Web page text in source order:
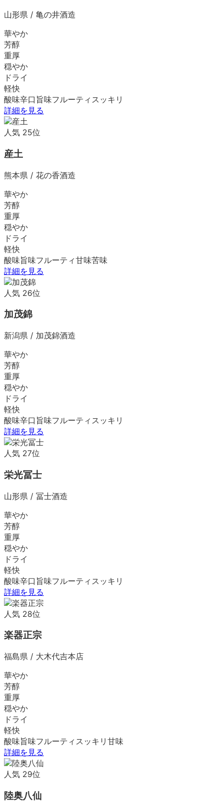
山形県 / 亀の井酒造
華やか
芳醇
重厚
穏やか
ドライ
軽快
酸味辛口 旨味フルーティ スッキリ
詳細を見る
人気 25位
産土
熊本県 / 花の香酒造
華やか
芳醇
重厚
穏やか
ドライ
軽快
酸味旨味フルーティ甘味苦味
詳細を見る
人気 26位
加茂錦
新潟県 / 加茂錦酒造
華やか
芳醇
重厚
穏やか
ドライ
軽快
酸味辛口 旨味フルーティ スッキリ
詳細を見る
人気 27位
栄光冨士
山形県 / 冨士酒造
華やか
芳醇
重厚
穏やか
ドライ
軽快
酸味辛口 旨味フルーティ スッキリ
詳細を見る
人気 28位
楽器正宗
福島県 / 大木代吉本店
華やか
芳醇
重厚
穏やか
ドライ
軽快
酸味旨味フルーティ スッキリ 甘味
詳細を見る
人気 29位
陸奥八仙